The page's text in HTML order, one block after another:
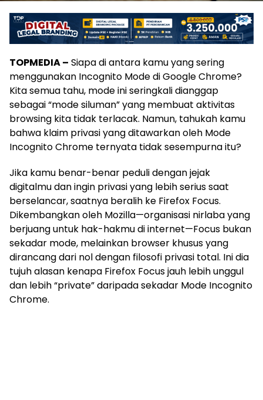
TOPMEDIA – Siapa di antara kamu yang sering
menggunakan Incognito Mode di Google Chrome?
Kita semua tahu, mode ini seringkali dianggap
sebagai “mode siluman” yang membuat aktivitas
browsing kita tidak terlacak. Namun, tahukah kamu
bahwa klaim privasi yang ditawarkan oleh Mode
Incognito Chrome ternyata tidak sesempurna itu?
Jika kamu benar-benar peduli dengan jejak
digitalmu dan ingin privasi yang lebih serius saat
berselancar, saatnya beralih ke Firefox Focus.
Dikembangkan oleh Mozilla—organisasi nirlaba yang
berjuang untuk hak-hakmu di internet—Focus bukan
sekadar mode, melainkan browser khusus yang
dirancang dari nol dengan filosofi privasi total. Ini dia
tujuh alasan kenapa Firefox Focus jauh lebih unggul
dan lebih “private” daripada sekadar Mode Incognito
Chrome.